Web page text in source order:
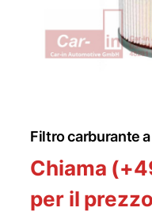
Filtro carburante
Chiama
per il prezzo